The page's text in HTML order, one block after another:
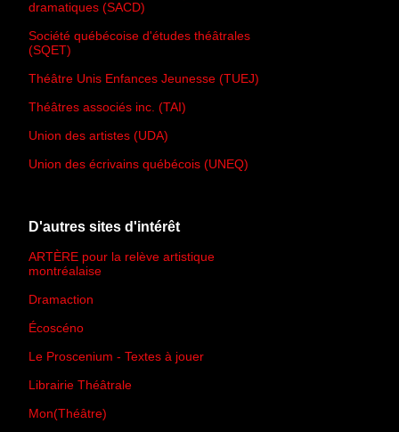
dramatiques (SACD)
Société québécoise d'études théâtrales
(SQET)
Théâtre Unis Enfances Jeunesse (TUEJ)
Théâtres associés inc. (TAI)
Union des artistes (UDA)
Union des écrivains québécois (UNEQ)
D'autres sites d'intérêt
ARTÈRE pour la relève artistique
montréalaise
Dramaction
Écoscéno
Le Proscenium - Textes à jouer
Librairie Théâtrale
Mon(Théâtre)